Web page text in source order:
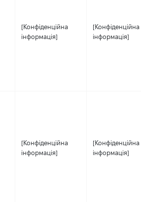
[Конфіденційна
інформація]
[Конфіденційна
інформація]
[Конфіденційна
інформація]
[Конфіденційна
інформація]